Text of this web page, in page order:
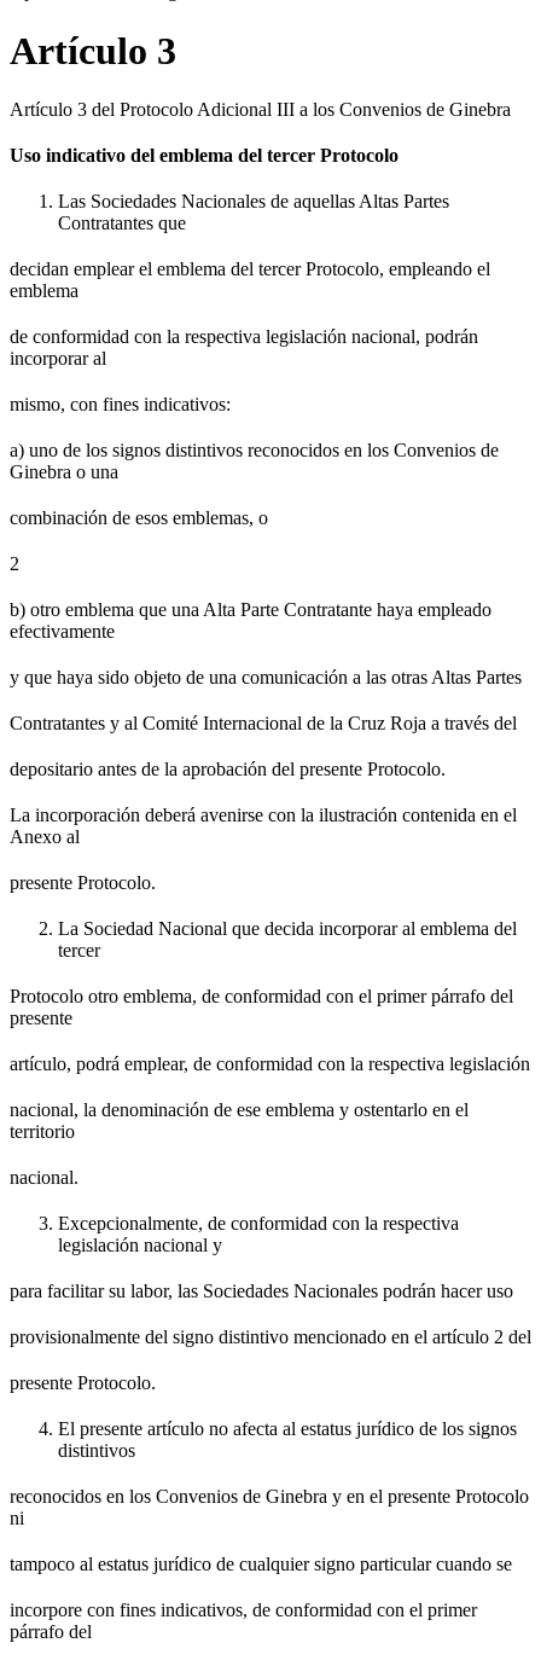
Artículo 3
Artículo 3 del Protocolo Adicional III a los Convenios de Ginebra
Uso indicativo del emblema del tercer Protocolo
Las Sociedades Nacionales de aquellas Altas Partes
Contratantes que
decidan emplear el emblema del tercer Protocolo, empleando el
emblema
de conformidad con la respectiva legislación nacional, podrán
incorporar al
mismo, con fines indicativos:
a) uno de los signos distintivos reconocidos en los Convenios de
Ginebra o una
combinación de esos emblemas, o
2
b) otro emblema que una Alta Parte Contratante haya empleado
efectivamente
y que haya sido objeto de una comunicación a las otras Altas Partes
Contratantes y al Comité Internacional de la Cruz Roja a través del
depositario antes de la aprobación del presente Protocolo.
La incorporación deberá avenirse con la ilustración contenida en el
Anexo al
presente Protocolo.
La Sociedad Nacional que decida incorporar al emblema del
tercer
Protocolo otro emblema, de conformidad con el primer párrafo del
presente
artículo, podrá emplear, de conformidad con la respectiva legislación
nacional, la denominación de ese emblema y ostentarlo en el
territorio
nacional.
Excepcionalmente, de conformidad con la respectiva
legislación nacional y
para facilitar su labor, las Sociedades Nacionales podrán hacer uso
provisionalmente del signo distintivo mencionado en el artículo 2 del
presente Protocolo.
El presente artículo no afecta al estatus jurídico de los signos
distintivos
reconocidos en los Convenios de Ginebra y en el presente Protocolo
ni
tampoco al estatus jurídico de cualquier signo particular cuando se
incorpore con fines indicativos, de conformidad con el primer
párrafo del